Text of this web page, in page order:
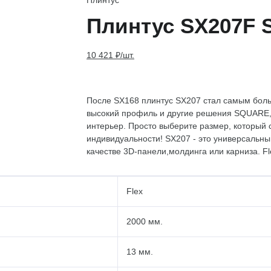
Плинтус SX207F
10 421 ₽/шт.
После SX168 плинтус SX207 стал самым
высокий профиль и другие решения
интерьер. Просто выберите размер, который
индивидуальности! SX207 - это
качестве 3D-панели,молдинга или карниза.
Flex
2000 мм.
13 мм.